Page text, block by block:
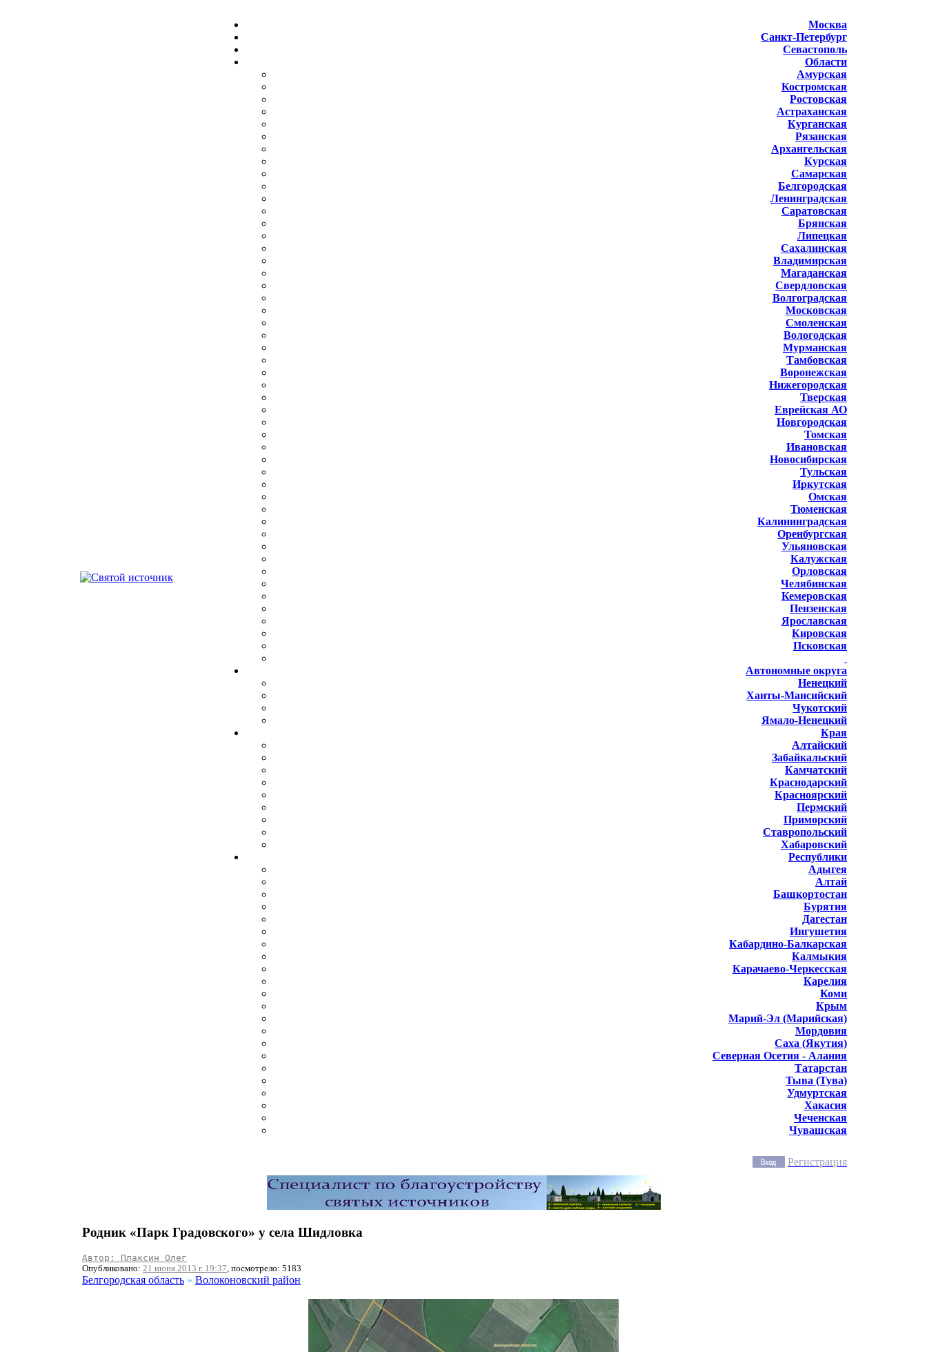
Москва
Санкт-Петербург
Севастополь
Области
Амурская
Костромская
Ростовская
Астраханская
Курганская
Рязанская
Архангельская
Курская
Самарская
Белгородская
Ленинградская
Саратовская
Брянская
Липецкая
Сахалинская
Владимирская
Магаданская
Свердловская
Волгоградская
Московская
Смоленская
Вологодская
Мурманская
Тамбовская
Воронежская
Нижегородская
Тверская
Еврейская АО
Новгородская
Томская
Ивановская
Новосибирская
Тульская
Иркутская
Омская
Тюменская
Калининградская
Оренбургская
Ульяновская
Калужская
Орловская
Челябинская
Кемеровская
Пензенская
Ярославская
Кировская
Псковская
Автономные округа
Ненецкий
Ханты-Мансийский
Чукотский
Ямало-Ненецкий
Края
Алтайский
Забайкальский
Камчатский
Краснодарский
Красноярский
Пермский
Приморский
Ставропольский
Хабаровский
Республики
Адыгея
Алтай
Башкортостан
Бурятия
Дагестан
Ингушетия
Кабардино-Балкарская
Калмыкия
Карачаево-Черкесская
Карелия
Коми
Крым
Марий-Эл (Марийская)
Мордовия
Саха (Якутия)
Северная Осетия - Алания
Татарстан
Тыва (Тува)
Удмуртская
Хакасия
Чеченская
Чувашская
Регистрация
Родник «Парк Градовского» у села Шидловка
Автор: Плаксин Олег
Опубликовано: 21 июня 2013 г. 19:37, посмотрело: 5183
Белгородская область » Волоконовский район